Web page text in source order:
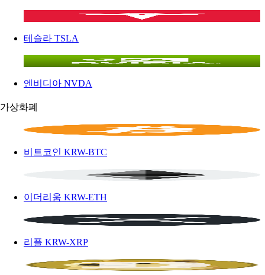
테슬라 TSLA
엔비디아 NVDA
가상화폐
비트코인 KRW-BTC
이더리움 KRW-ETH
리플 KRW-XRP